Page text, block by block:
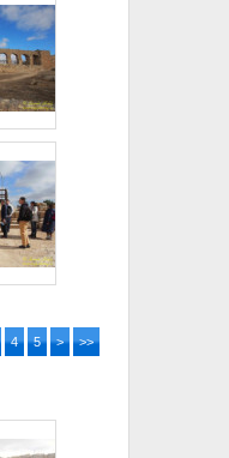
4 5 > >>